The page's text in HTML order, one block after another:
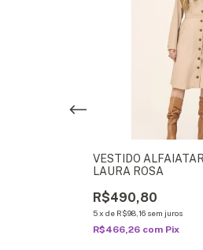
VESTIDO
LAURA ROSA
R$490,80
5x de R$98,16 sem juros
R$466,26 com Pix